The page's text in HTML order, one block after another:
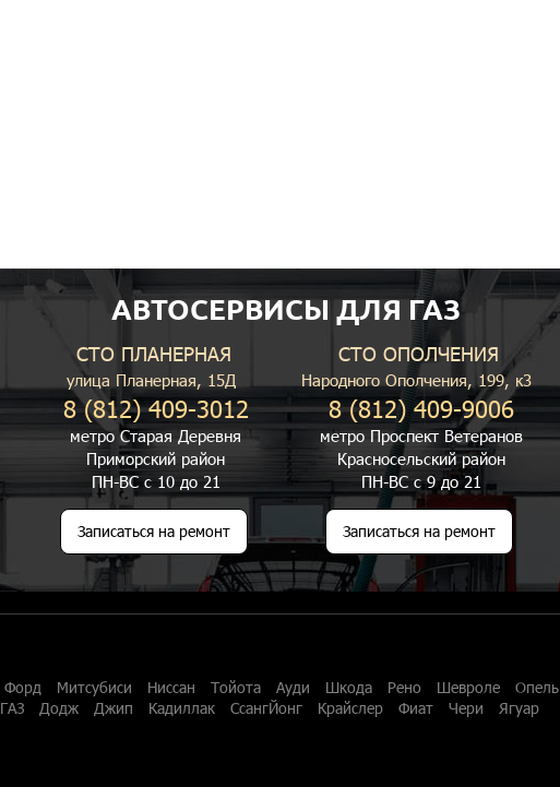
АВТОСЕРВИСЫ ДЛЯ ГАЗ
СТО ПЛАНЕРНАЯ
улица Планерная, 15Д
8 (812) 409-3012
метро Старая Деревня
Приморский район
ПН-ВС с 10 до 21
Записаться на ремонт
СТО ОПОЛЧЕНИЯ
Народного Ополчения, 199, к3
8 (812) 409-9006
метро Проспект Ветеранов
Красносельский район
ПН-ВС с 9 до 21
Записаться на ремонт
Форд Митсубиси Ниссан Тойота Ауди Шкода Рено Шевроле Опель
ГАЗ Додж Джип Кадиллак СсангЙонг Крайслер Фиат Чери Ягуар